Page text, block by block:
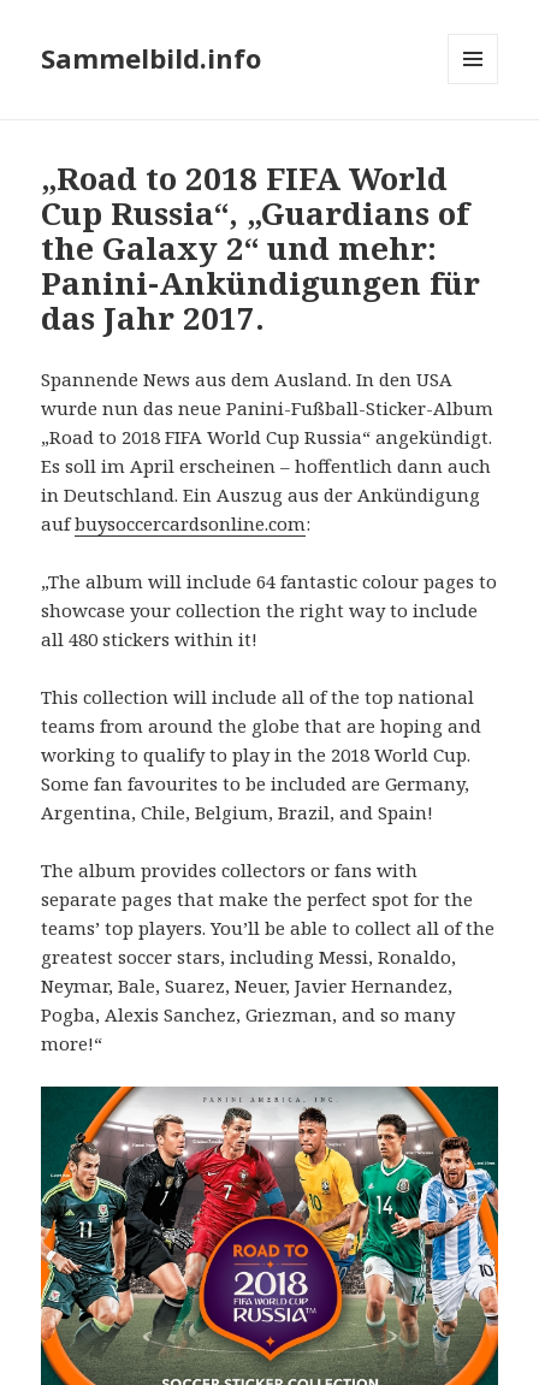
Sammelbild.info
„Road to 2018 FIFA World
Cup Russia“, „Guardians of
the Galaxy 2“ und mehr:
Panini-Ankündigungen für
das Jahr 2017.
Spannende News aus dem Ausland. In den USA
wurde nun das neue Panini-Fußball-Sticker-Album
„Road to 2018 FIFA World Cup Russia“ angekündigt.
Es soll im April erscheinen – hoffentlich dann auch
in Deutschland. Ein Auszug aus der Ankündigung
aufbuysoccercardsonline.com:
„The album will include 64 fantastic colour pages to
showcase your collection the right way to include
all 480 stickers within it!
This collection will include all of the top national
teams from around the globe that are hoping and
working to qualify to play in the 2018 World Cup.
Some fan favourites to be included are Germany,
Argentina, Chile, Belgium, Brazil, and Spain!
The album provides collectors or fans with
separate pages that make the perfect spot for the
teams’ top players. You’ll be able to collect all of the
greatest soccer stars, including Messi, Ronaldo,
Neymar, Bale, Suarez, Neuer, Javier Hernandez,
Pogba, Alexis Sanchez, Griezman, and so many
more!“